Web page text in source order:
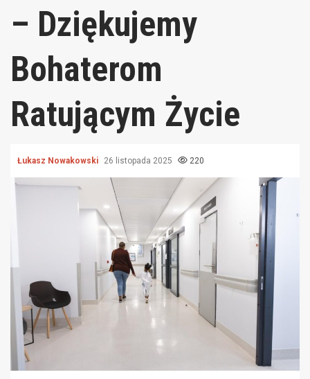
– Dziękujemy
Bohaterom
Ratującym Życie
Łukasz Nowakowski 26 listopada 2025 220